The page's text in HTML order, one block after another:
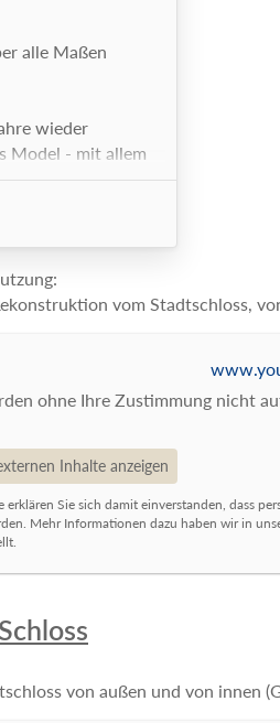
alle Maßen
wieder
Model - mit allem
Autos ---
wir benötigen
zum
sachdienlichen
vom Stadtschloss,
ohne Ihre Zustimmung nicht
Inhalte anzeigen
Sie sich damit einverstanden, dass
Mehr Informationen dazu haben wir in
von außen und von innen